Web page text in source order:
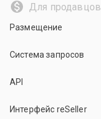
Для продавцов
Размещение
Система запросов
API
Интерфейс reSeller